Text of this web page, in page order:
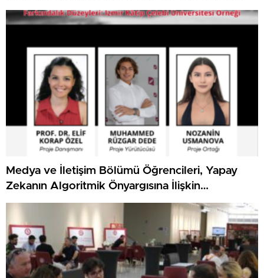
Medya ve İletişim Bölümü Öğrencileri, Yapay
Zekanın Algoritmik Önyargısına İlişkin
Farkındalık Düzeylerini Araştıracak